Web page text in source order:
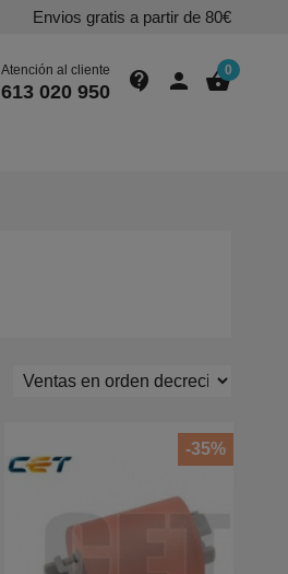
Envios gratis a partir de 80€
Atención al cliente
613 020 950 contact_support person shopping_basket
0
-35%